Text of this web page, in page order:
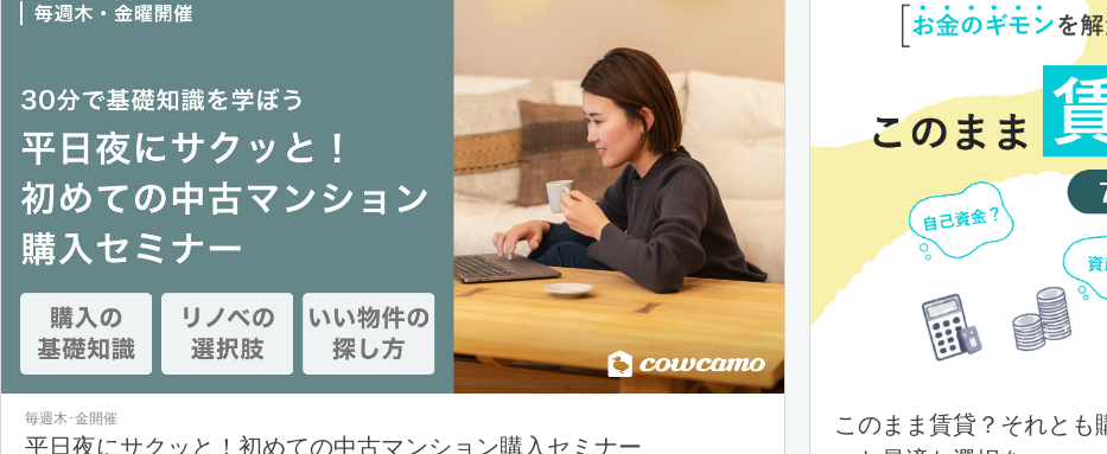
毎週木･金開催
平日夜にサクッと！初めての中古マンション購入セミナー
このまま賃貸？それとも